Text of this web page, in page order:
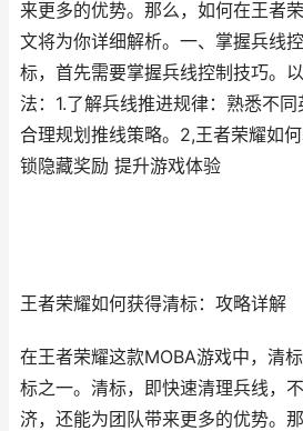
来更多的优势。那么，如何在王者
文将为你详细解析。一、掌握兵线
标，首先需要掌握兵线控制技巧。
法：1.了解兵线推进规律：熟悉不同
合理规划推线策略。2,王者荣耀如
锁隐藏奖励 提升游戏体验
王者荣耀如何获得清标：攻略详解
在王者荣耀这款MOBA游戏中，清
标之一。清标，即快速清理兵线，
济，还能为团队带来更多的优势。